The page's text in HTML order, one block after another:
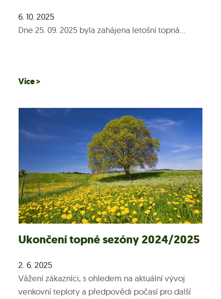
6. 10. 2025
Dne 25. 09. 2025 byla zahájena letošní topná...
Více >
Ukončení topné sezóny 2024/2025
2. 6. 2025
Vážení zákazníci, s ohledem na aktuální vývoj
venkovní teploty a předpovědi počasí pro další